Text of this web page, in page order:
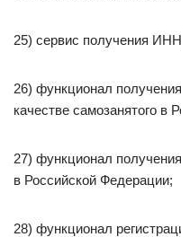
25) сервис получения
26) функционал
качестве самозанятого в
27) функционал
в Российской Федерации;
28) функционал